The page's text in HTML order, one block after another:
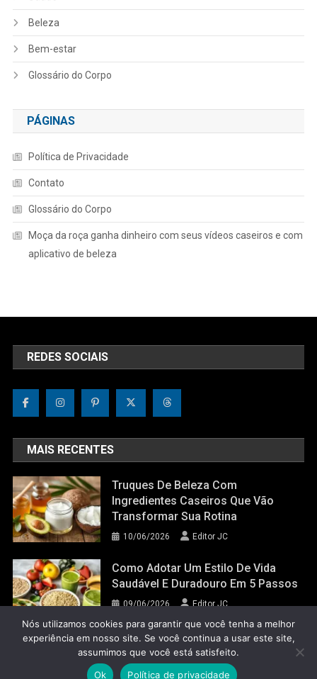
Beleza
Bem-estar
Glossário do Corpo
PÁGINAS
Política de Privacidade
Contato
Glossário do Corpo
Moça da roça ganha dinheiro com seus vídeos caseiros e com
aplicativo de beleza
REDES SOCIAIS
MAIS RECENTES
Truques De Beleza Com
Ingredientes Caseiros Que Vão
Transformar Sua Rotina
10/06/2026 Editor JC
Como Adotar Um Estilo De Vida
Saudável E Duradouro Em 5 Passos
09/06/2026 Editor JC
Jornal do Corpo 2022 |Theme: News Portal by Mystery Themes
Nós utilizamos cookies para garantir que você tenha a melhor
experiência em nosso site. Se você continua a usar este site,
assumimos que você está satisfeito.
Ok
Política de privacidade